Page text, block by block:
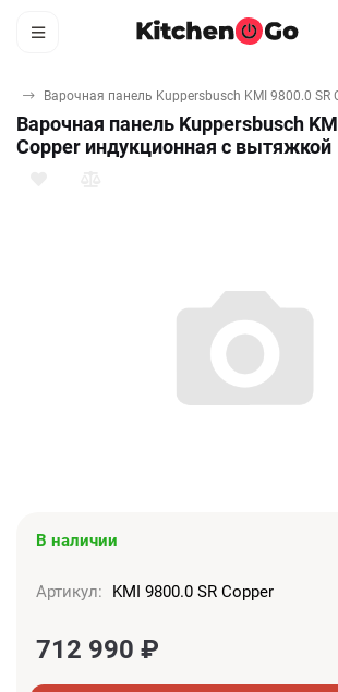
Варочная панель Kuppersbusch KMI 9800.0
Варочная панель Kuppersbusch
Copper индукционная с вытяжкой
В наличии
Артикул: KMI 9800.0 SR Copper
712 990 ₽